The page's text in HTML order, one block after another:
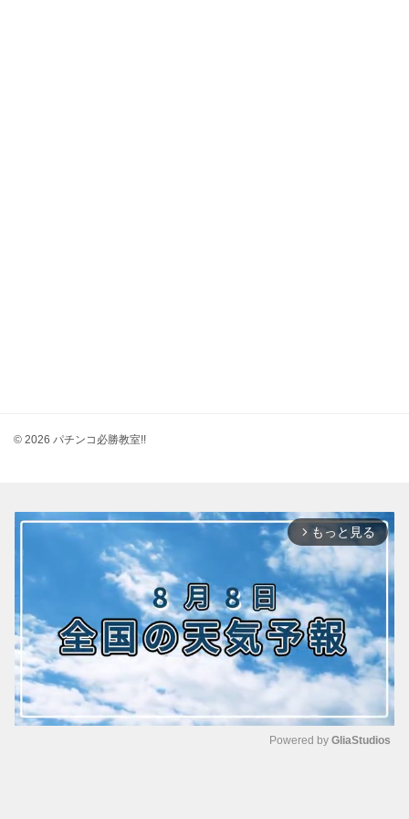
© 2026 パチンコ必勝教室!!
arrow_forward_ios もっと見る
Powered by GliaStudios